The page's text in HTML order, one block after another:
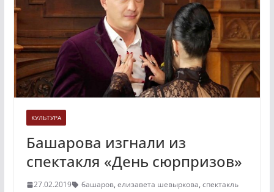
КУЛЬТУРА
Башарова изгнали из
спектакля «День сюрпризов»
27.02.2019 башаров, елизавета шевыркова, спектакль